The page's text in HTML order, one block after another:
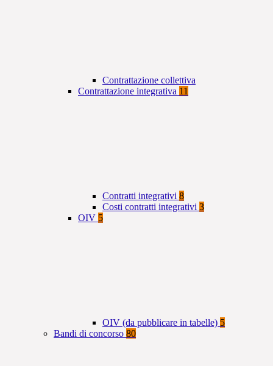
Contrattazione collettiva
Contrattazione integrativa 11
Contratti integrativi 8
Costi contratti integrativi 3
OIV 5
OIV (da pubblicare in tabelle) 5
Bandi di concorso 80